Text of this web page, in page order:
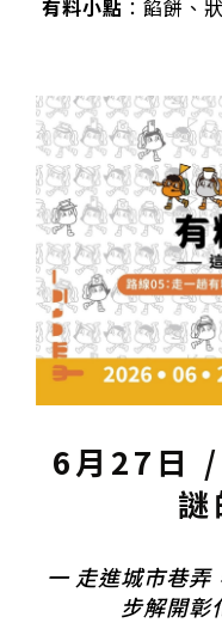
有料小點 ：餡餅、
6月27日 /
謎
一 走進城市巷弄
步解開彰